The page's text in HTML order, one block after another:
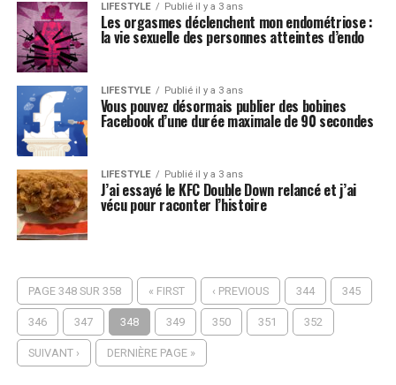
LIFESTYLE Publié il y a 3 ans
Les orgasmes déclenchent mon endométriose :
la vie sexuelle des personnes atteintes d’endo
LIFESTYLE Publié il y a 3 ans
Vous pouvez désormais publier des bobines
Facebook d’une durée maximale de 90 secondes
LIFESTYLE Publié il y a 3 ans
J’ai essayé le KFC Double Down relancé et j’ai
vécu pour raconter l’histoire
PAGE 348 SUR 358 « FIRST ‹ PREVIOUS 344 345
346 347 348 349 350 351 352
SUIVANT › DERNIÈRE PAGE »